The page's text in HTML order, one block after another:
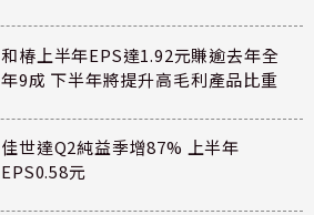
和椿上半年EPS達1.92元賺逾去年全
年9成 下半年將提升高毛利產品比重
佳世達Q2純益季增87% 上半年
EPS0.58元